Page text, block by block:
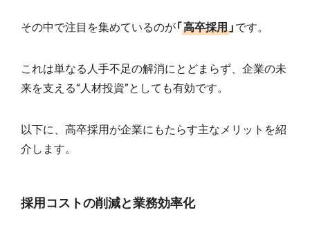
その中で注目を集めているのが「高卒採用 」 です。
これは単なる人手不足の解消にとどまらず、企業の未
来を支える“人材投資”としても有効です。
以下に、高卒採用が企業にもたらす主なメリットを紹
介します。
採用コストの削減と業務効率化